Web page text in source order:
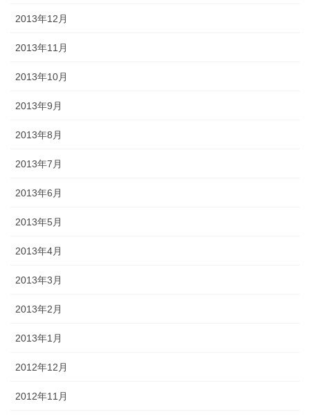
2013年12月
2013年11月
2013年10月
2013年9月
2013年8月
2013年7月
2013年6月
2013年5月
2013年4月
2013年3月
2013年2月
2013年1月
2012年12月
2012年11月